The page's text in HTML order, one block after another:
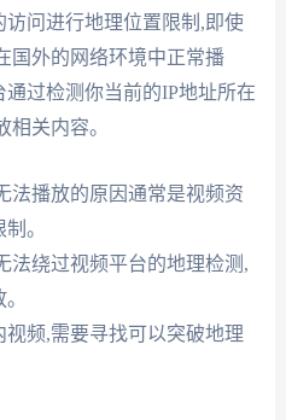
问进行地理位置限制,即使
国外的网络环境中正常播
过检测你当前的IP地址所在
关内容。
法播放的原因通常是视频资
。
法绕过视频平台的地理检测,
频,需要寻找可以突破地理